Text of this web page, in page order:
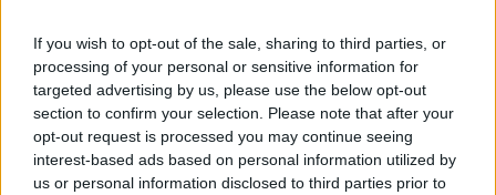
If you wish to opt-out of the sale, sharing to third parties, or
processing of your personal or sensitive information for
targeted advertising by us, please use the below opt-out
section to confirm your selection. Please note that after your
opt-out request is processed you may continue seeing
interest-based ads based on personal information utilized by
us or personal information disclosed to third parties prior to
Xαρακτήρες: 0/1000
Διαβάστε και ακολουθήστε τους κανόνες σχολιασμού